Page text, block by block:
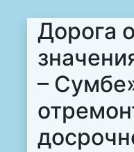
Дорога
–